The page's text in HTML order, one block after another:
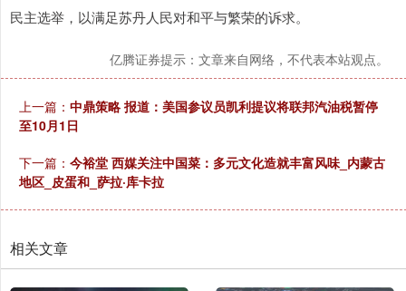
民主选举，以满足苏丹人民对和平与繁荣的诉求。
亿腾证券提示：文章来自网络，不代表本站观点。
上一篇： 中鼎策略 报道：美国参议员凯利提议将联邦汽油税暂停
至10月1日
下一篇： 今裕堂 西媒关注中国菜：多元文化造就丰富风味_内蒙古
地区_皮蛋和_萨拉·库卡拉
相关文章